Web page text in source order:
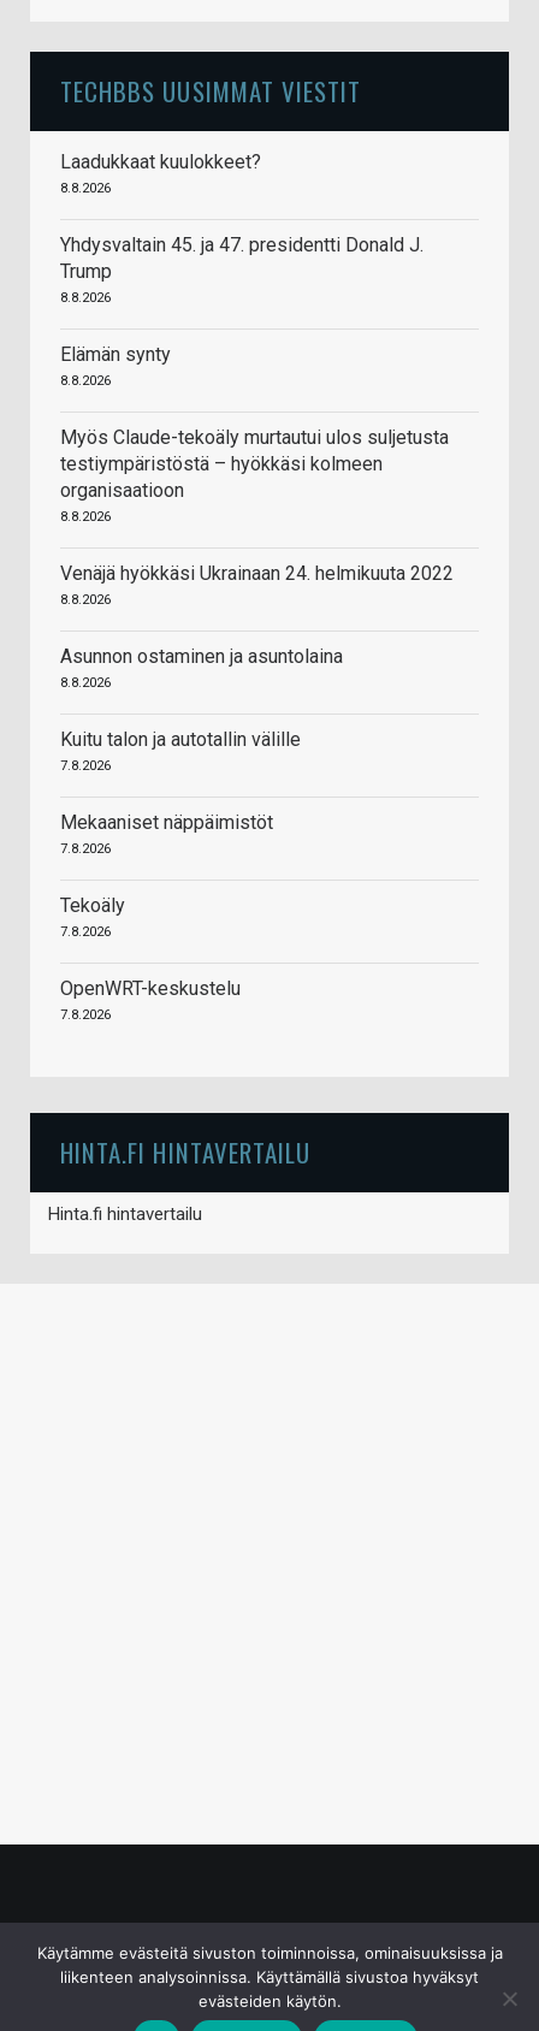
TECHBBS UUSIMMAT VIESTIT
Laadukkaat kuulokkeet?
8.8.2026
Yhdysvaltain 45. ja 47. presidentti Donald J.
Trump
8.8.2026
Elämän synty
8.8.2026
Myös Claude-tekoäly murtautui ulos suljetusta
testiympäristöstä – hyökkäsi kolmeen
organisaatioon
8.8.2026
Venäjä hyökkäsi Ukrainaan 24. helmikuuta 2022
8.8.2026
Asunnon ostaminen ja asuntolaina
8.8.2026
Kuitu talon ja autotallin välille
7.8.2026
Mekaaniset näppäimistöt
7.8.2026
Tekoäly
7.8.2026
OpenWRT-keskustelu
7.8.2026
HINTA.FI HINTAVERTAILU
Hinta.fi hintavertailu
Käytämme evästeitä sivuston toiminnoissa, ominaisuuksissa ja
liikenteen analysoinnissa. Käyttämällä sivustoa hyväksyt
evästeiden käytön.